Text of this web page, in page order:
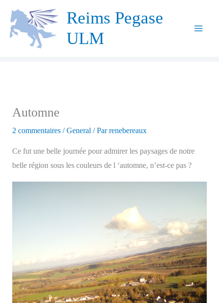
contenu
Reims Pegase
ULM
Automne
2 commentaires /General / Parrenebereaux
Ce fut une belle journée pour admirer les paysages de notre
belle région sous les couleurs de l ‘automne, n’est-ce pas ?